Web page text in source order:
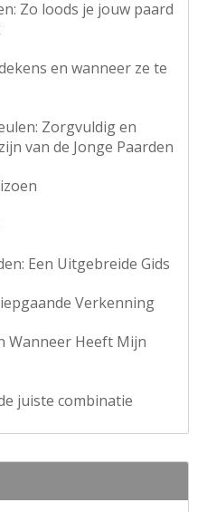
Zo loods je jouw paard
en wanneer ze te
Zorgvuldig en
van de Jonge Paarden
Een Uitgebreide Gids
Verkenning
Wanneer Heeft Mijn
juiste combinatie